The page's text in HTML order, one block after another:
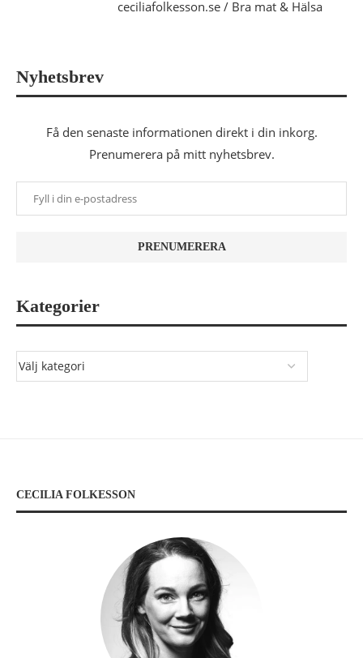
ceciliafolkesson.se / Bra mat & Hälsa
Nyhetsbrev
Få den senaste informationen direkt i din inkorg.
Prenumerera på mitt nyhetsbrev.
Kategorier
CECILIA FOLKESSON